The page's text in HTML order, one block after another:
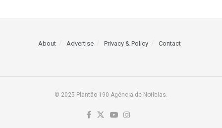
About Advertise Privacy & Policy Contact
© 2025 Plantão 190 Agência de Notícias.